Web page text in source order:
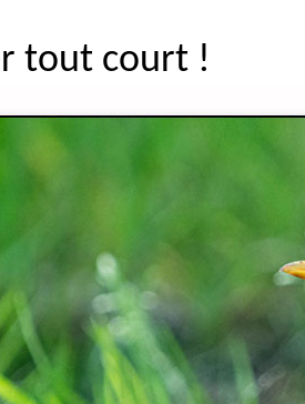
tout court !